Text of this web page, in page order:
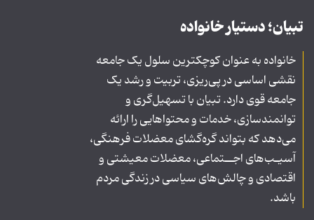
تبیان؛ دستیار خانواده
خانواده به عنوان کوچکترین سلول یک جامعه
نقشی اساسی در پی‌ریزی، تربیت و رشد یک
جامعه قوی دارد. تبیان با تسهیل‌گری و
توانمندسازی، خدمات و محتواهایی را ارائه
می‌دهد که بتواند گره‌گشای معضلات فرهنگی،
آسیـب‌های اجــتماعی، معضلات معیشتی و
اقتصادی و چالش‌های سیاسی در زندگی مردم
باشد.